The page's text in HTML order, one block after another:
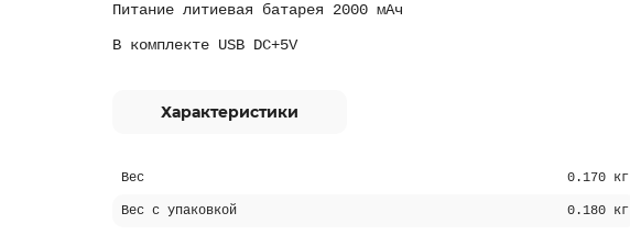
Питание литиевая батарея 2000 мАч
В комплекте USB DC+5V
Характеристики
Вес 0.170 кг
Вес с упаковкой 0.180 кг